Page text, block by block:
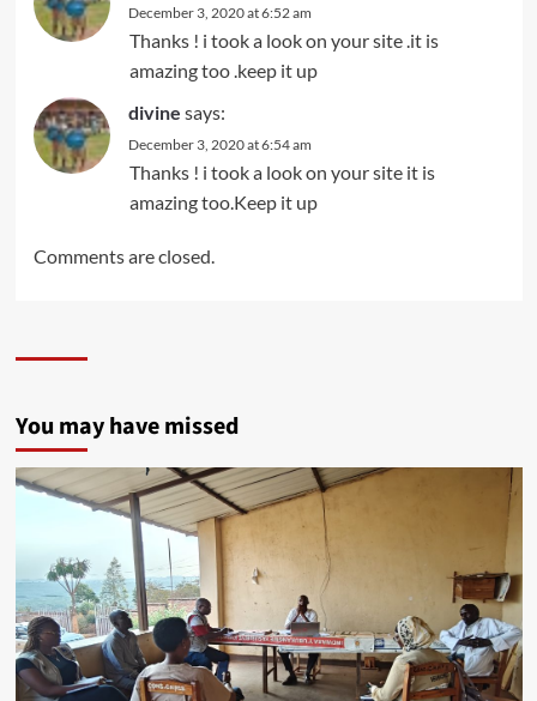
December 3, 2020 at 6:52 am
Thanks ! i took a look on your site .it is
amazing too .keep it up
divine says:
December 3, 2020 at 6:54 am
Thanks ! i took a look on your site it is
amazing too.Keep it up
Comments are closed.
You may have missed